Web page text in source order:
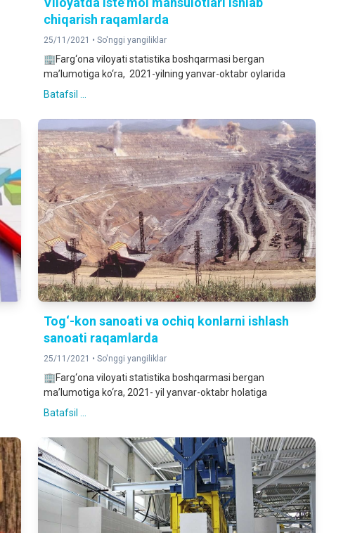
chiqarish raqamlarda
25/11/2021 •So'nggi yangiliklar
🏢Farg‘ona viloyati statistika boshqarmasi bergan
ma’lumotiga ko‘ra, 2021-yilning yanvar-oktabr oylarida
Batafsil ...
Tog‘-kon sanoati va ochiq konlarni ishlash
sanoati raqamlarda
25/11/2021 •So'nggi yangiliklar
🏢Farg‘ona viloyati statistika boshqarmasi bergan
ma’lumotiga ko‘ra, 2021- yil yanvar-oktabr holatiga
Batafsil ...